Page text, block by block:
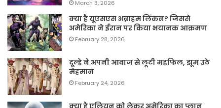
March 3, 2026
क्या है यूएसएस अब्राहम लिंकन? जिससे
अमेरिका ने ईरान पर किया भयानक आक्रमण
February 28, 2026
दूल्हे ने अपनी आवाज से लूटी महफिल, झूम उठे
मेहमान
February 24, 2026
क्या है एलियन को लेकर अमेरिका का प्लान